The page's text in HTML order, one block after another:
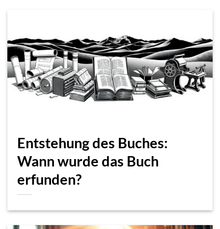
Entstehung des Buches:
Wann wurde das Buch
erfunden?